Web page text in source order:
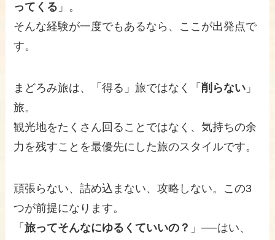
ってくる 」。
そんな経験が一度でもあるなら、ここが出発点で
す。
まどろみ旅は、「得る」旅ではなく「削らない 」
旅。
観光地をたくさん回ることではなく、気持ちの余
力を残すことを最優先にした旅のスタイルです。
頑張らない、詰め込まない、攻略しない。この3
つが前提になります。
「旅ってそんなにゆるくていいの？ 」──はい、